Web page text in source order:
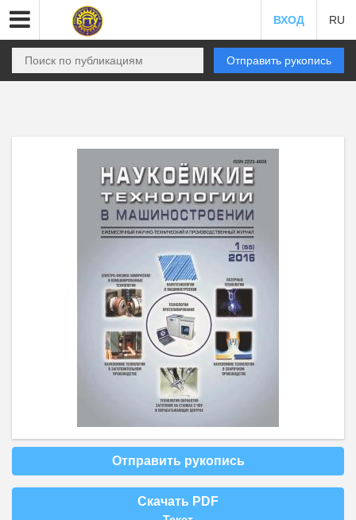
ВХОД RU
Отправить рукопись
Отправить рукопись
Скачать PDF